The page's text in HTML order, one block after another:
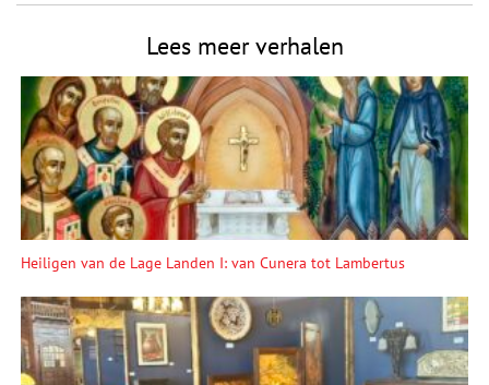
Lees meer verhalen
Heiligen van de Lage Landen I: van Cunera tot Lambertus